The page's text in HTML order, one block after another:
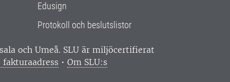
Edusign
Protokoll och beslutslistor
och Umeå. SLU är miljöcertifierat
fakturaadress • Om SLU:s